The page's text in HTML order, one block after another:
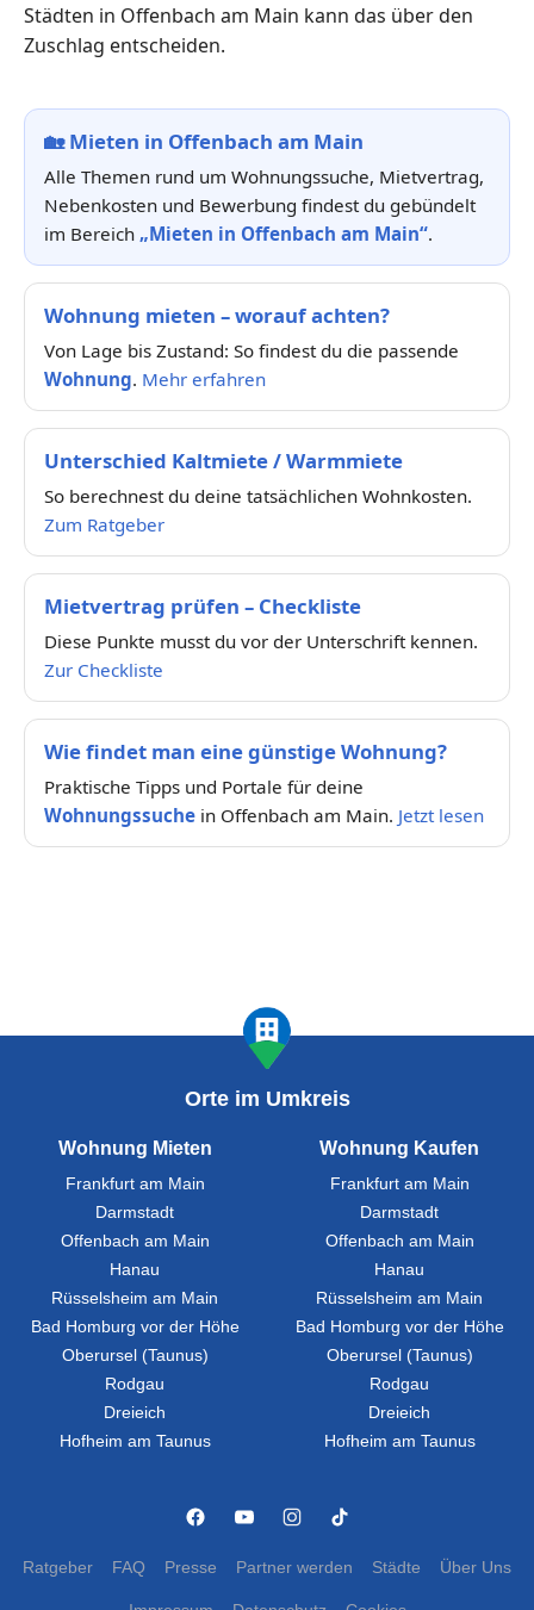
Städten in Offenbach am Main kann das über den
Zuschlag entscheiden.
🏡Mieten in Offenbach am Main
Alle Themen rund um Wohnungssuche, Mietvertrag,
Nebenkosten und Bewerbung findest du gebündelt
im Bereich „Mieten in Offenbach am Main“.
Wohnung mieten – worauf achten?
Von Lage bis Zustand: So findest du die passende
Wohnung. Mehr erfahren
Unterschied Kaltmiete / Warmmiete
So berechnest du deine tatsächlichen Wohnkosten.
Zum Ratgeber
Mietvertrag prüfen – Checkliste
Diese Punkte musst du vor der Unterschrift kennen.
Zur Checkliste
Wie findet man eine günstige Wohnung?
Praktische Tipps und Portale für deine
Wohnungssuche in Offenbach am Main. Jetzt lesen
Orte im Umkreis
Wohnung Mieten
Frankfurt am Main
Darmstadt
Offenbach am Main
Hanau
Rüsselsheim am Main
Bad Homburg vor der Höhe
Oberursel (Taunus)
Rodgau
Dreieich
Hofheim am Taunus
Wohnung Kaufen
Frankfurt am Main
Darmstadt
Offenbach am Main
Hanau
Rüsselsheim am Main
Bad Homburg vor der Höhe
Oberursel (Taunus)
Rodgau
Dreieich
Hofheim am Taunus
Ratgeber FAQ Presse Partner werden Städte Über Uns